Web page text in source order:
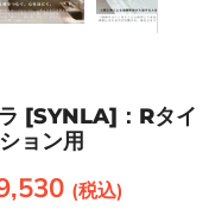
[SYNLA]：Rタイ
ョン用
格